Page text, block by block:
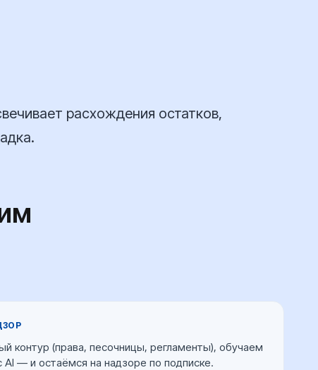
расхождения остатков,
контур (права, песочницы, регламенты), обучаем
— и остаёмся на надзоре по подписке.